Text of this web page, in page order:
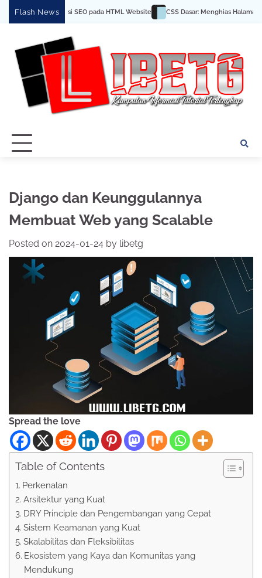
Flash NewsSEO pada HTML Website CSS Dasar: Menghias Halaman Web Anda
Django dan Keunggulannya
Membuat Web yang Scalable
Posted on 2024-01-24 by libetg
Spread the love
Table of Contents
Perkenalan
Arsitektur yang Kuat
DRY Principle dan Pengembangan yang Cepat
Sistem Keamanan yang Kuat
Skalabilitas dan Fleksibilitas
Ekosistem yang Kaya dan Komunitas yang
Mendukung